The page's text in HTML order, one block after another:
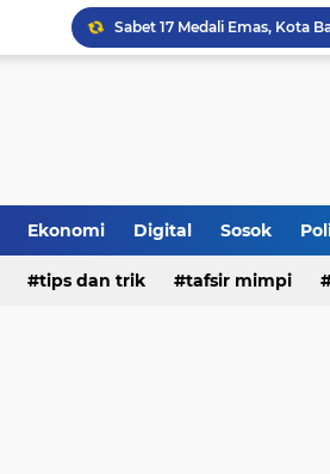
Jalan Redup Agama:
Opini dan Hukum
Islam dan Barat
Ekonomi Digital Sosok
tips dan trik tafsir mimpi